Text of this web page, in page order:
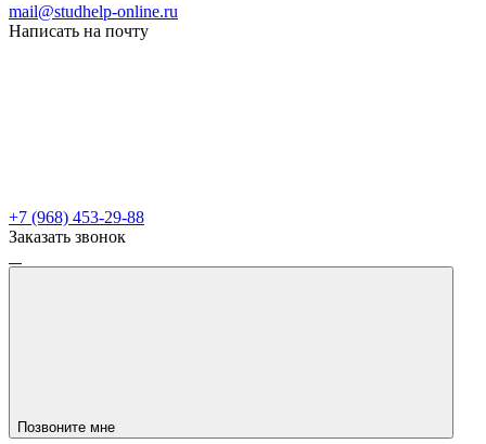
mail@studhelp-online.ru
Написать на почту
+7 (968) 453-29-88
Заказать звонок
Позвоните мне